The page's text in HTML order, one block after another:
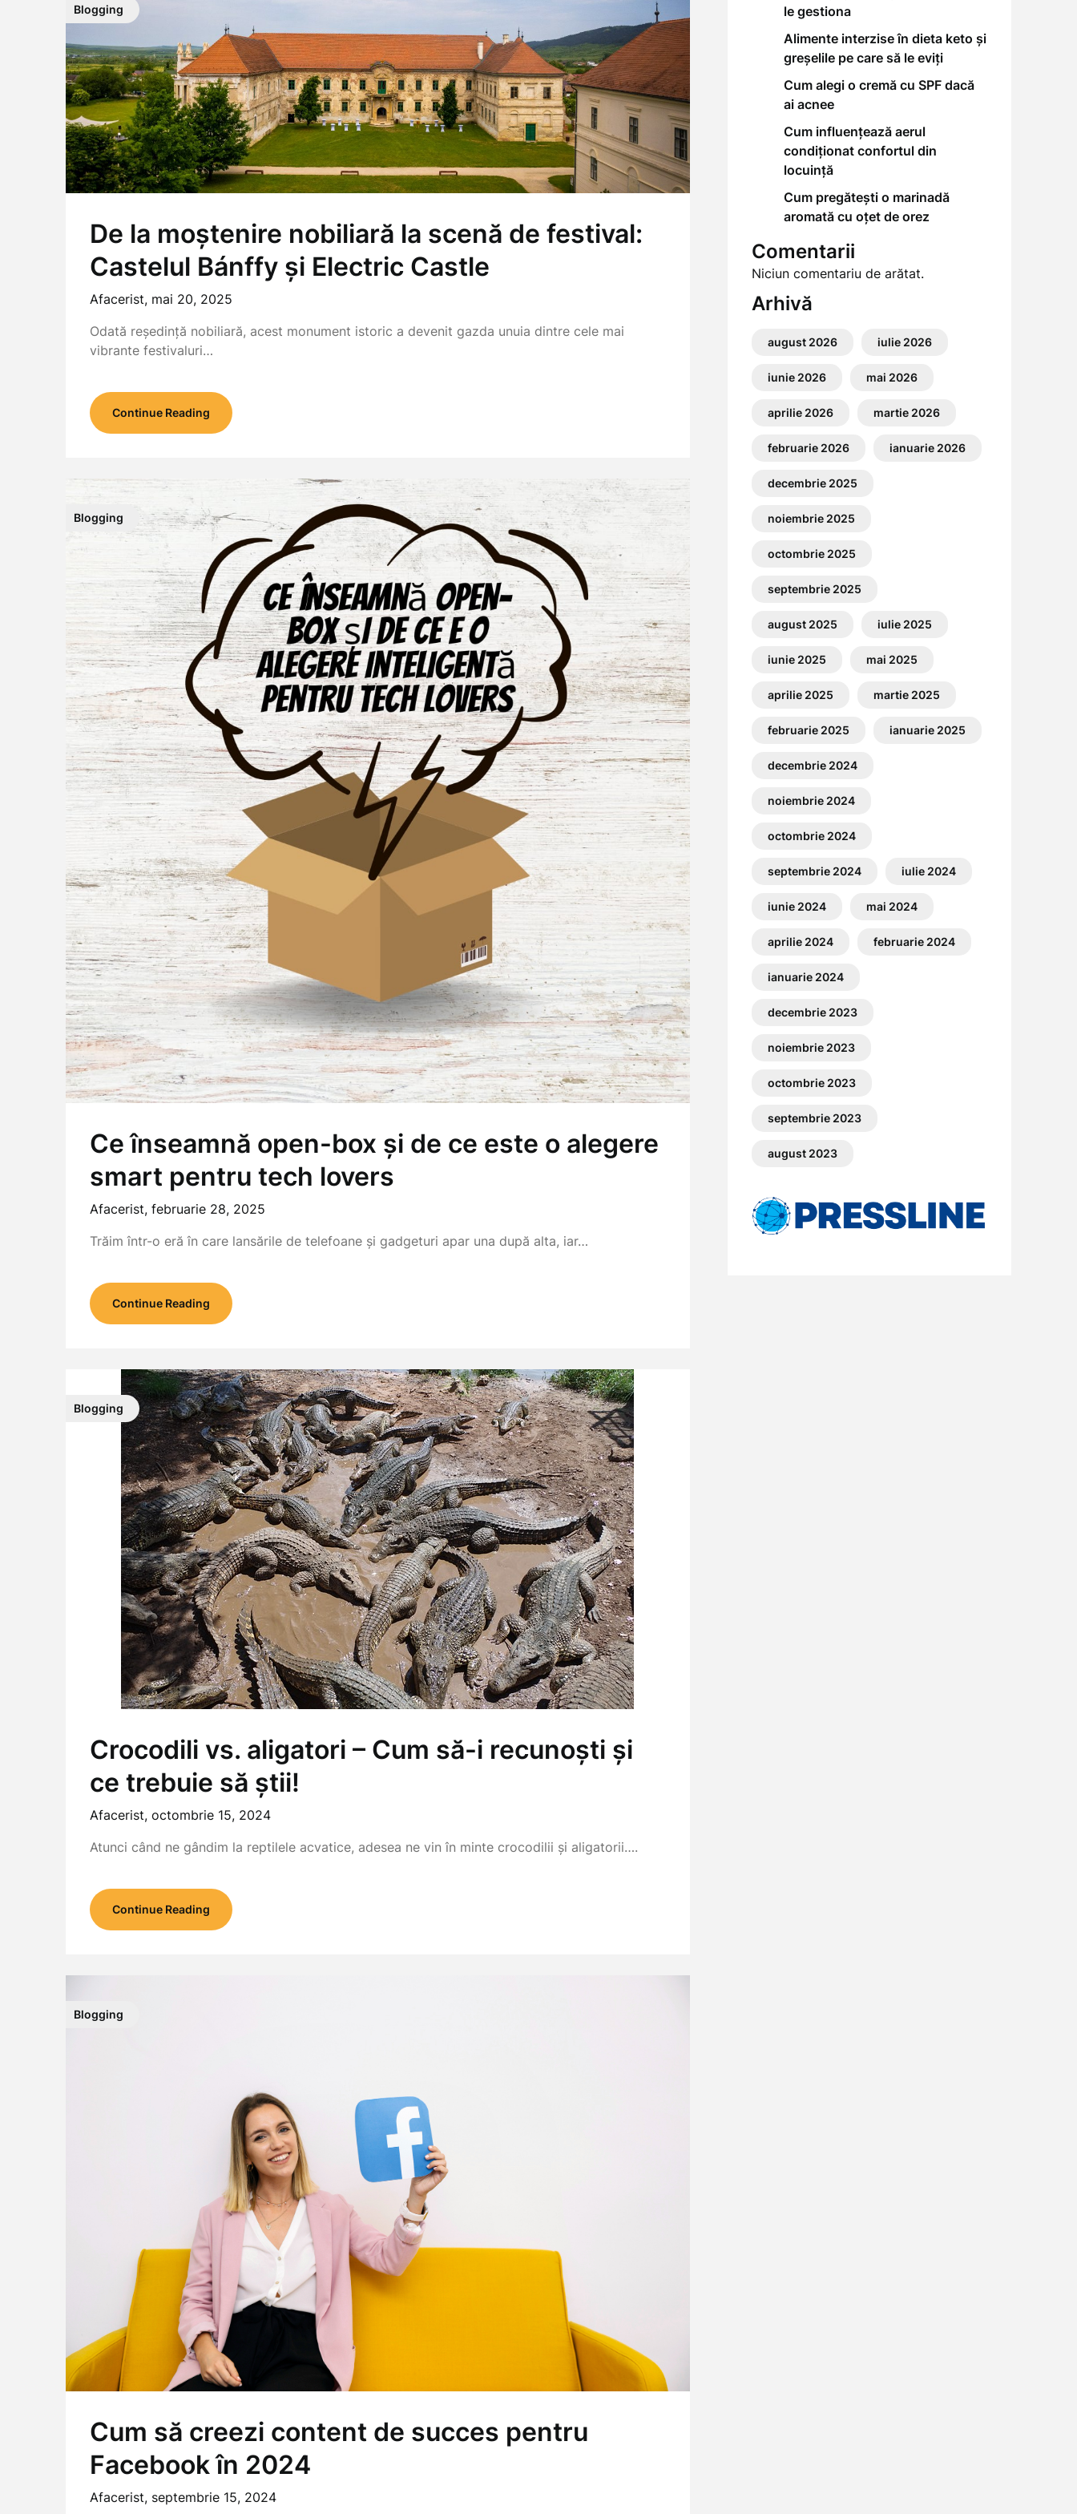
Blogging
De la moștenire nobiliară la scenă de festival:
Castelul Bánffy și Electric Castle
Afacerist, mai 20, 2025
Odată reședință nobiliară, acest monument istoric a devenit gazda unuia dintre cele mai
vibrante festivaluri…
Continue Reading
Blogging
Ce înseamnă open-box și de ce este o alegere
smart pentru tech lovers
Afacerist, februarie 28, 2025
Trăim într-o eră în care lansările de telefoane și gadgeturi apar una după alta, iar…
Continue Reading
Blogging
Crocodili vs. aligatori – Cum să-i recunoști și
ce trebuie să știi!
Afacerist, octombrie 15, 2024
Atunci când ne gândim la reptilele acvatice, adesea ne vin în minte crocodilii și aligatorii….
Continue Reading
Blogging
Cum să creezi content de succes pentru
Facebook în 2024
Afacerist, septembrie 15, 2024
le gestiona
Alimente interzise în dieta keto și
greșelile pe care să le eviți
Cum alegi o cremă cu SPF dacă
ai acnee
Cum influențează aerul
condiționat confortul din
locuință
Cum pregătești o marinadă
aromată cu oțet de orez
Comentarii
Niciun comentariu de arătat.
Arhivă
august 2026 iulie 2026
iunie 2026 mai 2026
aprilie 2026 martie 2026
februarie 2026 ianuarie 2026
decembrie 2025
noiembrie 2025
octombrie 2025
septembrie 2025
august 2025 iulie 2025
iunie 2025 mai 2025
aprilie 2025 martie 2025
februarie 2025 ianuarie 2025
decembrie 2024
noiembrie 2024
octombrie 2024
septembrie 2024 iulie 2024
iunie 2024 mai 2024
aprilie 2024 februarie 2024
ianuarie 2024
decembrie 2023
noiembrie 2023
octombrie 2023
septembrie 2023
august 2023